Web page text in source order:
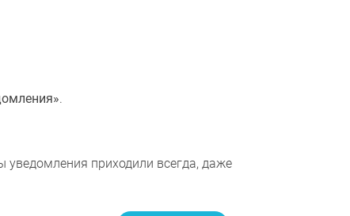
.
уведомления приходили всегда, даже